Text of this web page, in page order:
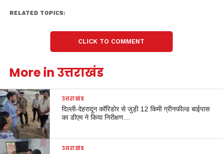
RELATED TOPICS:
CLICK TO COMMENT
More in उत्तराखंड
उत्तराखंड
दिल्ली-देहरादून कॉरिडोर से जुड़ी 12 किमी ग्रीनफील्ड बाईपास
का डीएम ने किया निरीक्षण…
उत्तराखंड